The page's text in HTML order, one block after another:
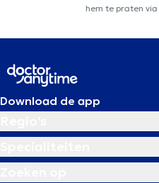
hem te praten
Download de app